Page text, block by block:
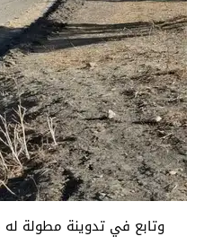
وتابع في تدوينة مطولة له